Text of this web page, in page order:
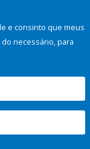
e consinto que meus
necessário, para